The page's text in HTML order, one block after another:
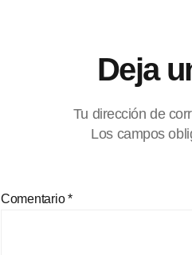
Deja
Tu dirección de
Los campos
Comentario*